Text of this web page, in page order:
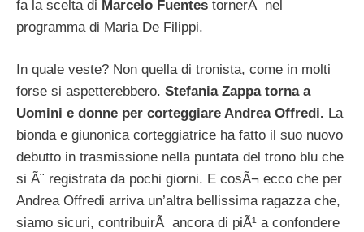
fa la scelta di Marcelo Fuentes tornerÃ nel
programma di Maria De Filippi.
In quale veste? Non quella di tronista, come in molti
forse si aspetterebbero. Stefania Zappa torna a
Uomini e donne per corteggiare Andrea Offredi. La
bionda e giunonica corteggiatrice ha fatto il suo nuovo
debutto in trasmissione nella puntata del trono blu che
si Ã¨ registrata da pochi giorni. E cosÃ¬ ecco che per
Andrea Offredi arriva un’altra bellissima ragazza che,
siamo sicuri, contribuirÃ ancora di piÃ¹ a confondere